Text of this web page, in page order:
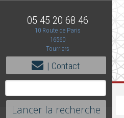
05 45 20 68 46
10 Route de Paris
16560
Tourriers
| Contact